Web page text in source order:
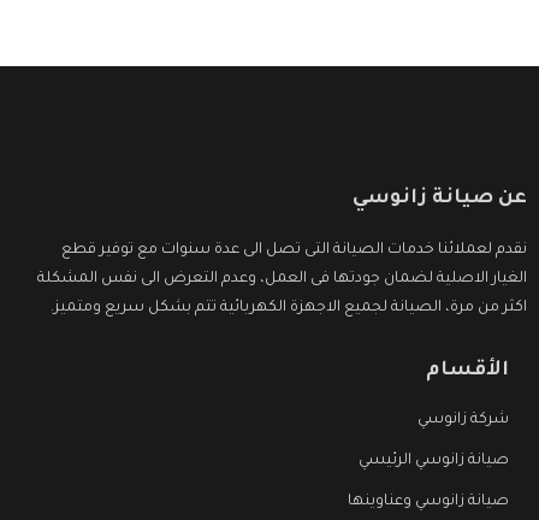
عن صيانة زانوسي
نقدم لعملائنا خدمات الصيانة التى تصل الى عدة سنوات مع توفير قطع
الغيار الاصلية لضمان جودتها فى العمل، وعدم التعرض الى نفس المشكلة
اكثر من مرة، الصيانة لجميع الاجهزة الكهربائية تتم بشكل سريع ومتميز.
الأقسام
شركة زانوسي
صيانة زانوسي الرئيسي
صيانة زانوسي وعناوينها